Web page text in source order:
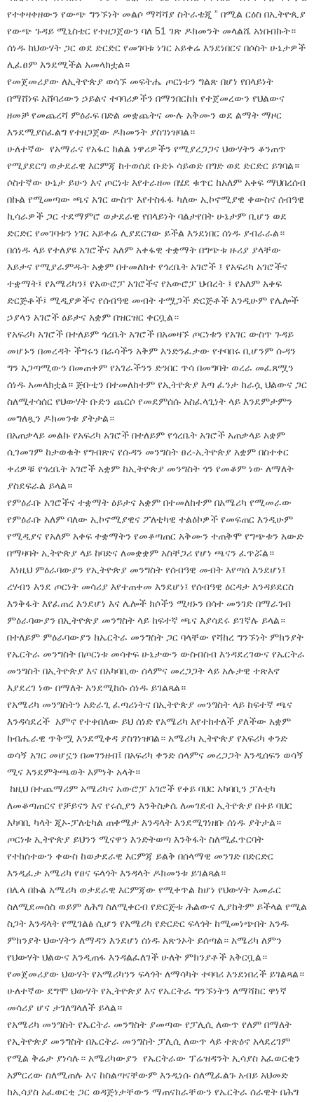
የተቀዛቀዘውን የውጭ ግንኙነት መልሶ ማሻሻያ ስትራቴጂ ” በሚል ርዕስ በኢትዮጲያ
የውጭ ጉዳይ ሚኒስቴር የተዘጋጀውን ባለ 51 ገጽ ዶክመንት መላልሼ አነበብኩት።
ሰነዱ ከህውሃት ጋር ወደ ድርድር የመገባቱ ነገር አይቀሬ እንደነበርና በሶስት ሁኔታዎች
ሊፈፀም እንደሚችል አመላክቷል።
የመጀመሪያው ለኢትዮጵያ ወሳኙ መፍትሔ ጦርነቱን ግልጽ በሆነ የበላይነት
በማሸነፍ አሸባሪውን ኃይልና ተባባሪዎችን በማንበርከክ የተጀመረውን የህልውና
ዘመቻ የመጨረሻ ምዕራፍ በድል መቋጨትና ሙሉ አቅሙን ወደ ልማት ማዞር
እንደሚያስፈልግ የተዘጋጀው ዶክመንት ያስገነዝባል።
ሁለተኛው የአማራና የአፋር ክልል ነዋሪዎችን የሚያረጋጋና ህውሃትን ቆንጠጥ
የሚያደርግ ወታደራዊ እርምጃ ከተወሰደ ቡድኑ ሳይወድ በግድ ወደ ድርድር ይገባል።
ሶስተኛው ሁኔታ ይሁን እና ጦርነቱ እየተራዘመ በሄደ ቁጥር ከአለም አቀፍ ማህበረሰብ
በኩል የሚመጣው ጫና አገር ውስጥ እየተስፋፋ ካለው ኢኮኖሚያዊ ቀውስና ሰብዓዊ
ኪሳራዎች ጋር ተደማምሮ ወታደራዊ የበላይነት ባልታየበት ሁኔታም ቢሆን ወደ
ድርድር የመገባቱን ነገር አይቀሬ ሊያደርገው ይችል እንደነበር ሰነዱ ያብራራል።
በሰነዱ ላይ የተለያዩ አገሮችና አለም አቀፋዊ ተቋማት በግጭቱ ዙሪያ ያላቸው
እይታና የሚያራምዱት አቋም በተመለከተ የጎረቤት አገሮች ፤ የአፍሪካ አገሮችና
ተቋማት፤ የአሜሪካን፤ የአውሮፓ አገሮችና የአውሮፓ ህብረት ፤ የአለም አቀፍ
ድርጅቶች፤ ሚዲያዎችና የሰብዓዊ መብት ተሟጋች ድርጅቶች እንዲሁም የሌሎች
ኃያላን አገሮች ዕይታና አቋም በዝርዝር ቀርቧል።
የአፍሪካ አገሮች በተለይም ጎረቤት አገሮች በአመዛኙ ጦርነቱን የአገር ውስጥ ጉዳይ
መሆኑን በመረዳት ችግሩን በራሳችን አቅም እንድንፈታው የተባበሩ ቢሆንም ሱዳን
ግን አጋጣሚውን በመጠቀም የአገራችንን ድንበር ጥሳ በመግባት ወረራ መፈጸሟን
ሰነዱ አመላክቷል። ጅቡቲን በተመለከተም የኢትዮጵያ እጣ ፈንታ ከራሷ ህልውና ጋር
ስለሚተሳሰር የህውሃት ቡድን ጨርሶ የመደምሰሱ አስፈላጊነት ላይ እንደምታምን
መግለጿን ዶክመንቱ ያትታል።
በአጠቃላይ መልኩ የአፍሪካ አገሮች በተለይም የጎረቤት አገሮች አጠቃላይ አቋም
ሲገመገም ከታወቁት የግብጽና የሱዳን መንግስት ፀረ-ኢትዮጵያ አቋም በስተቀር
ቀሪዎቹ የጎረቤት አገሮች አቋም ከኢትዮጵያ መንግስት ጎን የመቆም ነው ለማለት
ያስደፍራል ይላል።
የምዕራቡ አገሮችና ተቋማት ዕይታና አቋም በተመለከተም በአሜሪካ የሚመራው
የምዕራቡ አለም ባለው ኢኮኖሚያዊና ፖለቲካዊ ተልዕኮዎች የመፍጠር እንዲሁም
የሚዲያና የአለም አቀፍ ተቋማትን የመቆጣጠር አቅሙን ተጠቅሞ የግጭቱን አውድ
በማዛባት ኢትዮጵያ ላይ ከባድና ለመቋቋም አስቸጋሪ የሆነ ጫናን ፈጥሯል።
እነዚህ ምዕራባውያን የኢትዮጵያ መንግስት የሰብዓዊ መብት እየጣሰ እንደሆነ፤
ረሃብን እንደ ጦርነት መሳሪያ እየተጠቀመ እንደሆነ፤ የሰብዓዊ ዕርዳታ እንዳይደርስ
እንቅፋት እየፈጠረ እንደሆነ እና ሌሎች ክሶችን ሚዛኑን በሳተ መንገድ በማራገብ
ምዕራባውያን በኢትዮጵያ መንግስት ላይ ከፍተኛ ጫና እያሳደሩ ይገኛሉ ይላል።
በተለይም ምዕራባውያን ከኤርትራ መንግስት ጋር ባላቸው የሻከረ ግንኙነት ምክንያት
የኤርትራ መንግስት በጦርነቱ መሳተፍ ሁኔታውን ውስብስብ እንዳደረገውና የኤርትራ
መንግስት በኢትዮጵያ እና በአካባቢው ሰላምና መረጋጋት ላይ አሉታዊ ተጽእኖ
እያደረገ ነው በማለት እንደሚከሱ ሰነዱ ይገልጻል።
የአሜሪካ መንግስትን አድራጊ ፈጣሪነትና በኢትዮጵያ መንግስት ላይ ከፍተኛ ጫና
እንዳሳደረች አምኖ የተቀበለው ይህ ሰነድ የአሜሪካ እየተከተለች ያለችው አቋም
ከብሔራዊ ጥቅሟ እንደሚቀዳ ያስገነዝባል። አሜሪካ ኢትዮጵያ የአፍሪካ ቀንድ
ወሳኝ አገር መሆኗን በመገንዘብ፤ በአፍሪካ ቀንድ ሰላምና መረጋጋት እንዲሰፍን ወሳኝ
ሚና እንደምትጫወት እምነት አላት።
ከዚህ በተጨማሪም አሜሪካና አውሮፓ አገሮች የቀይ ባህር አካባቢን ፓለቲካ
ለመቆጣጠርና የቻይናን እና የሩሲያን እንቅስቃሴ ለመገደብ ኢትዮጵያ በቀይ ባህር
አካባቢ ካላት ጂኦ-ፓለቲካል ጠቀሜታ እንዳላት እንደሚገነዘቡ ሰነዱ ያትታል።
ጦርነቱ ኢትዮጵያ ይህንን ሚናዋን እንድትወጣ እንቅፋት ስለሚፈጥርባት
የተከሰተውን ቀውስ ከወታደራዊ እርምጃ ይልቅ በሰላማዊ መንገድ በድርድር
እንዲፈታ አሜሪካ የፀና ፍላጎት እንዳላት ዶክመንቱ ይገልጻል።
በሌላ በኩል አሜሪካ ወታደራዊ እርምጃው የሚቀጥል ከሆነ የህውሃት አመራር
ስለሚደመሰስ ወይም ለሕግ ስለሚቀርብ የድርጅቱ ሕልውና ሊያከትም ይችላል የሚል
ስጋት እንዳላት የሚገልፅ ሲሆን የአሜሪካ የድርድር ፍላጎት ከሚመነጭበት አንዱ
ምክንያት ህውሃትን ለማዳን እንደሆነ ሰነዱ አጽንኦት ይሰጣል። አሜሪካ ለምን
የህውሃት ህልውና እንዲጠፋ እንዳልፈለገች ሁለት ምክንያቶች አቅርቧል።
የመጀመሪያው ህውሃት የአሜሪካንን ፍላጎት ለማሳካት ተባባሪ እንደነበረች ይገልጻል።
ሁለተኛው ደግሞ ህውሃት የኢትዮጵያ እና የኤርትራ ግንኙነትን ለማሻከር ዋነኛ
መሳሪያ ሆና ታገለግላለች ይላል።
የአሜሪካ መንግስት የኤርትራ መንግስት ያመጣው የፓሊሲ ለውጥ የለም በማለት
የኢትዮጵያ መንግስት በኤርትራ መንግስት ፓሊሲ ለውጥ ላይ ተጽዕኖ አላደረገም
የሚል ቅሬታ ያነሳሉ። አሜሪካውያን የኤርትራው ፕሬዝዳንት ኢሳያስ አፈወርቂን
አምርረው ስለሚጠሉ እና ከስልጣናቸውም እንዲነሱ ሰለሚፈልጉ አብይ አህመድ
ከኢሳያስ አፈወርቂ ጋር ወዳጅነታቸውን ማጠናከራቸውን የኤርትራ ሰራዊት በሕግ